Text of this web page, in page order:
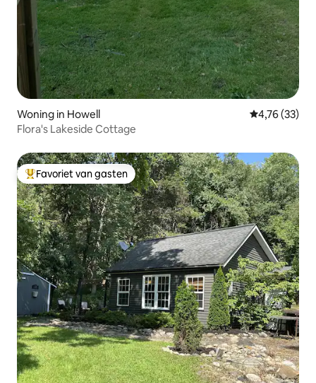
Woning in Howell Gemiddelde
4,76 (33)
Flora's Lakeside Cottage
Topfavoriet van gasten
Favoriet van gasten